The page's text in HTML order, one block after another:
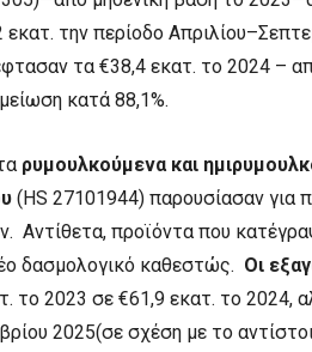
την περίοδο
τα €38,4 εκατ. το 2024 –
κατά 88,1%.
ρυμουλκούμενα και
(HS 27101944) παρουσίασαν για
Αντίθετα, προϊόντα που
δασμολογικό καθεστώς. Οι
το 2023 σε €61,9 εκατ. το 2024,
2025(σε σχέση με το